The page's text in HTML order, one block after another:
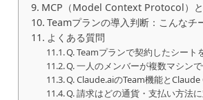
MCP（Model Context Protocol）
Teamプランの導入判断：こんなチ
よくある質問
Q. Teamプランで契約したシート
Q. 一人のメンバーが複数マシン
Q. Claude.aiのTeam機能と
Q. 請求はどの通貨・支払い方法